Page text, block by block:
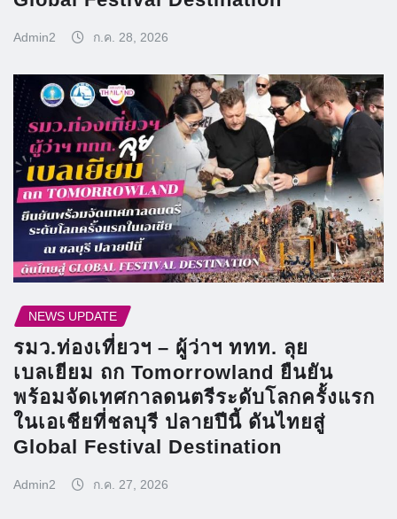
Admin2 ก.ค. 28, 2026
NEWS UPDATE
รมว.ท่องเที่ยวฯ – ผู้ว่าฯ ททท. ลุย
เบลเยียม ถก Tomorrowland ยืนยัน
พร้อมจัดเทศกาลดนตรีระดับโลกครั้งแรก
ในเอเชียที่ชลบุรี ปลายปีนี้ ดันไทยสู่
Global Festival Destination
Admin2 ก.ค. 27, 2026